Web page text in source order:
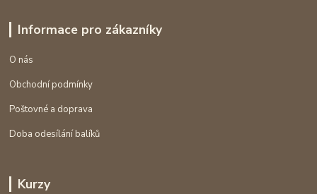
Informace pro zákazníky
O nás
Obchodní podmínky
Poštovné a doprava
Doba odesílání balíků
Kurzy